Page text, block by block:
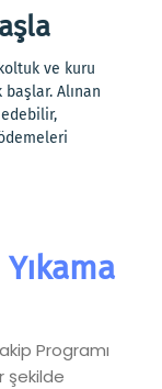
ve kuru
Alınan
Programı
şekilde